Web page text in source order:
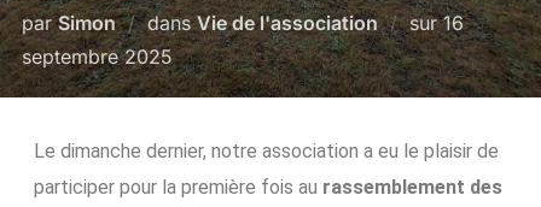
parSimon dansVie de l'association sur16
septembre 2025
Le dimanche dernier, notre association a eu le plaisir de
participer pour la première fois au rassemblement des